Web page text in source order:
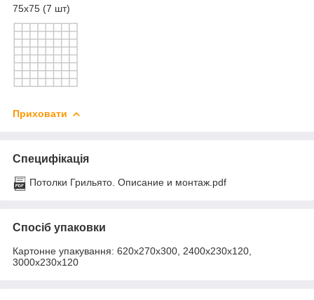
75х75 (7 шт)
Приховати
Специфікація
Потолки Грильято. Описание и монтаж.pdf
Спосіб упаковки
Картонне упакування: 620х270х300, 2400х230х120,
3000х230х120